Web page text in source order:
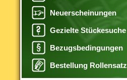
Neuerscheinungen
Gezielte Stückesuche
Bezugsbedingungen
Bestellung Rollensatz